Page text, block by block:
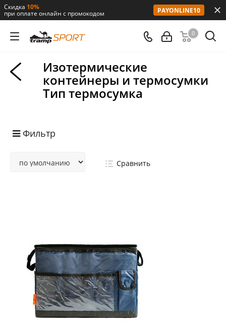
Скидка 10%
при оплате онлайн с промокодом PAYONLINE10
0
Изотермические
контейнеры и термосумки
Тип термосумка
Фильтр
Сравнить